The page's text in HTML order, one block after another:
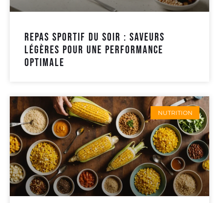
Repas sportif du soir : saveurs
légères pour une performance
optimale
NUTRITION